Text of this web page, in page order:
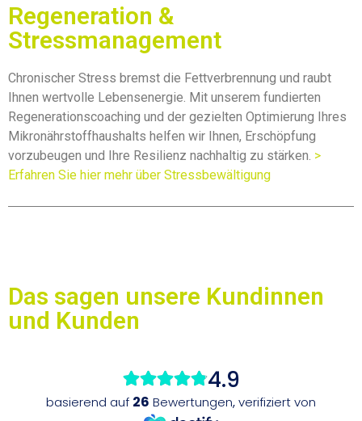
Regeneration &
Stressmanagement
Chronischer Stress bremst die Fettverbrennung und raubt
Ihnen wertvolle Lebensenergie. Mit unserem fundierten
Regenerationscoaching und der gezielten Optimierung Ihres
Mikronährstoffhaushalts helfen wir Ihnen, Erschöpfung
vorzubeugen und Ihre Resilienz nachhaltig zu stärken. >
Erfahren Sie hier mehr über Stressbewältigung
Das sagen unsere Kundinnen
und Kunden